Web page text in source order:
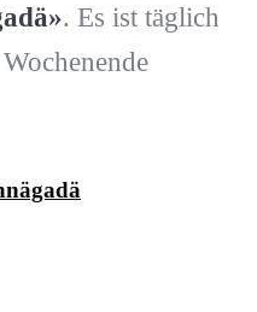
. Es ist täglich